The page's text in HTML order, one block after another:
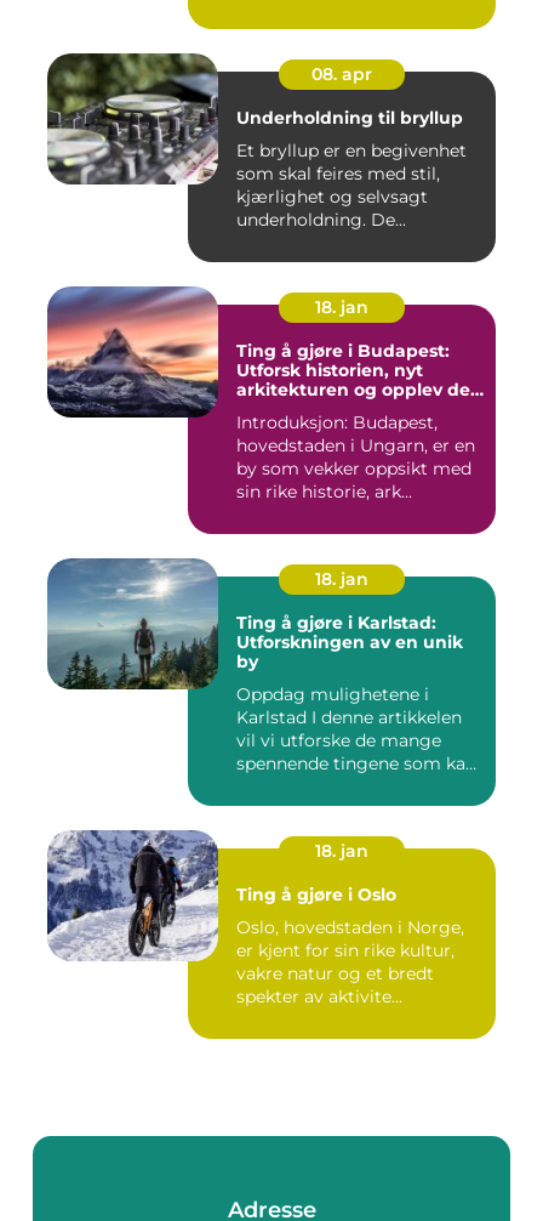
08. apr
Underholdning til bryllup
Et bryllup er en begivenhet
som skal feires med stil,
kjærlighet og selvsagt
underholdning. De...
18. jan
Ting å gjøre i Budapest:
Utforsk historien, nyt
arkitekturen og opplev det
Introduksjon: Budapest,
hovedstaden i Ungarn, er en
by som vekker oppsikt med
sin rike historie, ark...
18. jan
Ting å gjøre i Karlstad:
Utforskningen av en unik
by
Oppdag mulighetene i
Karlstad I denne artikkelen
vil vi utforske de mange
spennende tingene som kan
18. jan
Ting å gjøre i Oslo
Oslo, hovedstaden i Norge,
er kjent for sin rike kultur,
vakre natur og et bredt
spekter av aktivite...
Adresse